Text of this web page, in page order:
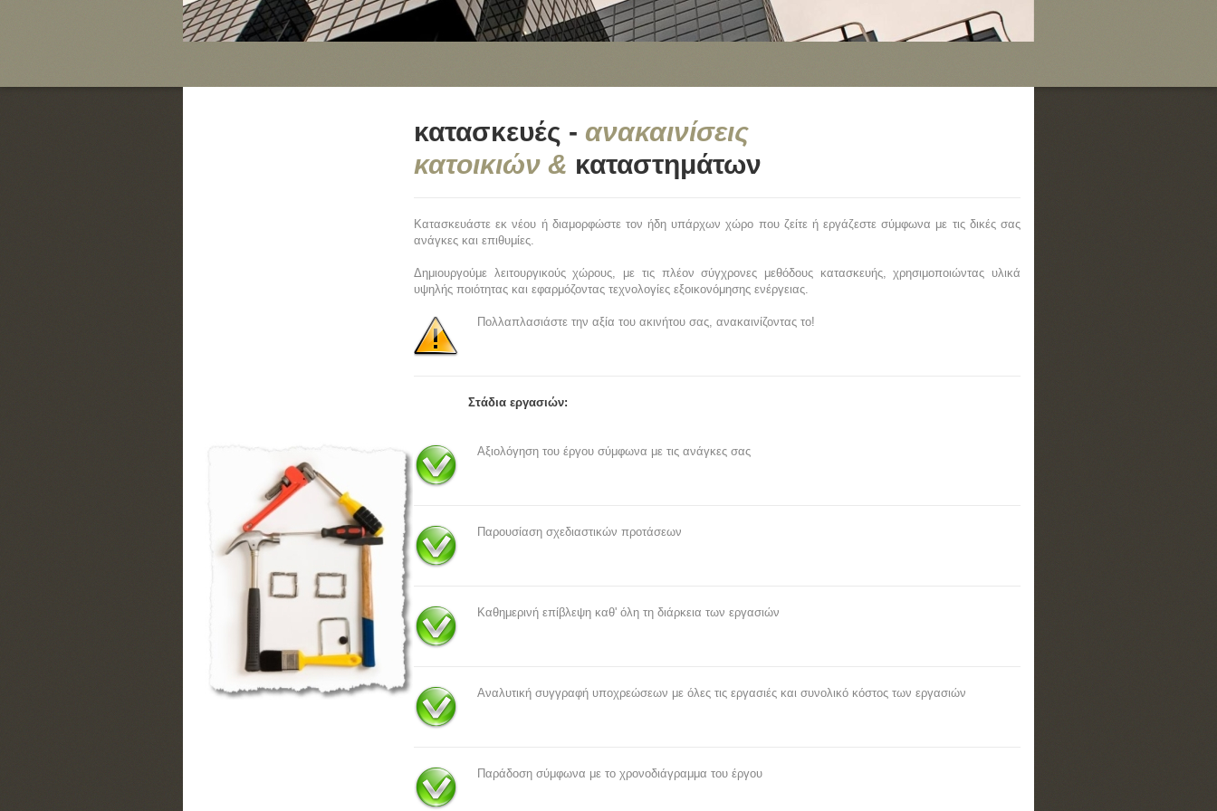
κατασκευές - ανακαινίσεις
κατοικιών & καταστημάτων
Κατασκευάστε εκ νέου ή διαμορφώστε τον ήδη υπάρχων χώρο που ζείτε ή εργάζεστε σύμφωνα με τις δικές σας
ανάγκες και επιθυμίες.
Δημιουργούμε λειτουργικούς χώρους, με τις πλέον σύγχρονες μεθόδους κατασκευής, χρησιμοποιώντας υλικά
υψηλής ποιότητας και εφαρμόζοντας τεχνολογίες εξοικονόμησης ενέργειας.
Πολλαπλασιάστε την αξία του ακινήτου σας, ανακαινίζοντας το!
Στάδια εργασιών:
Αξιολόγηση του έργου σύμφωνα με τις ανάγκες σας
Παρουσίαση σχεδιαστικών προτάσεων
Καθημερινή επίβλεψη καθ' όλη τη διάρκεια των εργασιών
Αναλυτική συγγραφή υποχρεώσεων με όλες τις εργασιές και συνολικό κόστος των εργασιών
Παράδοση σύμφωνα με το χρονοδιάγραμμα του έργου